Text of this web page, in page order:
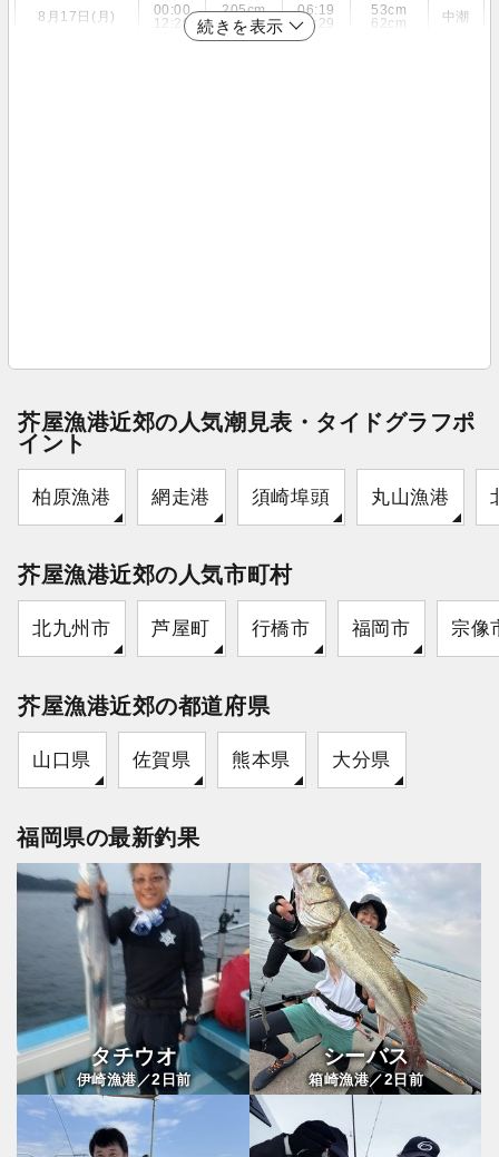
8月17日(月)
00:00
12:29
205cm
195cm
06:19
18:29
53cm
62cm
中潮
続きを表示
芥屋漁港近郊の人気潮見表・タイドグラフポ
イント
柏原漁港 網走港 須崎埠頭 丸山漁港
芥屋漁港近郊の人気市町村
北九州市 芦屋町 行橋市 福岡市 宗像
芥屋漁港近郊の都道府県
山口県 佐賀県 熊本県 大分県
福岡県の最新釣果
タチウオ
伊崎漁港／2 日前
シーバス
箱崎漁港／2日前